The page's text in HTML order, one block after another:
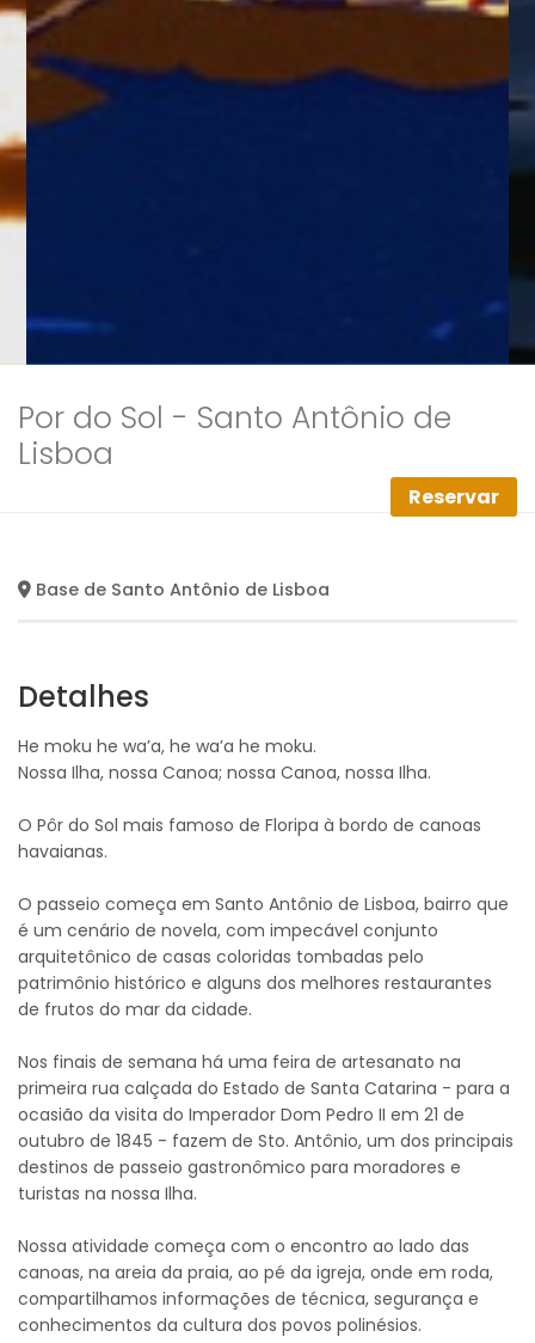
Por do Sol - Santo Antônio de
Lisboa
Reservar
Base de Santo Antônio de Lisboa
Detalhes
He moku he wa’a, he wa’a he moku.
Nossa Ilha, nossa Canoa; nossa Canoa, nossa Ilha.
O Pôr do Sol mais famoso de Floripa à bordo de canoas
havaianas.
O passeio começa em Santo Antônio de Lisboa, bairro que
é um cenário de novela, com impecável conjunto
arquitetônico de casas coloridas tombadas pelo
patrimônio histórico e alguns dos melhores restaurantes
de frutos do mar da cidade.
Nos finais de semana há uma feira de artesanato na
primeira rua calçada do Estado de Santa Catarina - para a
ocasião da visita do Imperador Dom Pedro II em 21 de
outubro de 1845 - fazem de Sto. Antônio, um dos principais
destinos de passeio gastronômico para moradores e
turistas na nossa Ilha.
Nossa atividade começa com o encontro ao lado das
canoas, na areia da praia, ao pé da igreja, onde em roda,
compartilhamos informações de técnica, segurança e
conhecimentos da cultura dos povos polinésios.